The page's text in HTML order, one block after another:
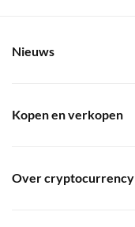
Nieuws
Kopen en verkopen
Over cryptocurrency